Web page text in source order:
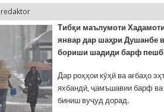
redaktor
Тибқи маълумоти
январ дар шаҳри Душанбе
бориши шадиди барф
Дар роҳҳои кӯҳӣ ва ағбаҳо
яхбандӣ, ҷамъшавии барф ва
биниш вуҷуд дорад.